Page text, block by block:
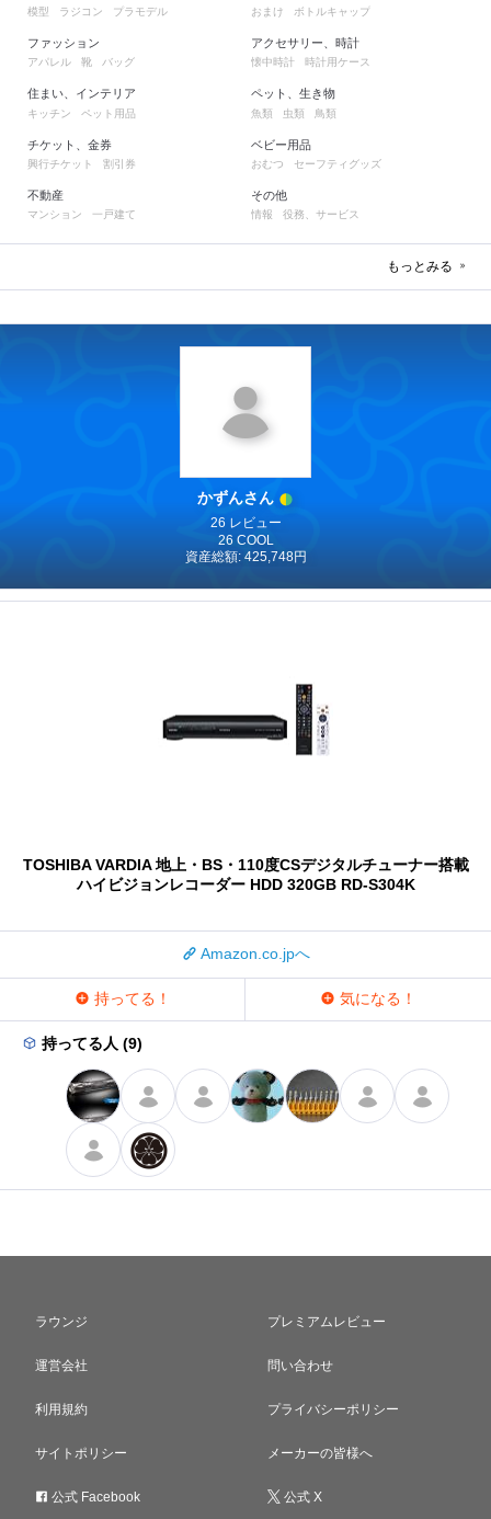
模型 ラジコン プラモデル
ファッション
アパレル 靴 バッグ
住まい、インテリア
キッチン ペット用品
チケット、金券
興行チケット 割引券
不動産
マンション 一戸建て
おまけ ボトルキャップ
アクセサリー、時計
懐中時計 時計用ケース
ペット、生き物
魚類 虫類 鳥類
ベビー用品
おむつ セーフティグッズ
その他
情報 役務、サービス
もっとみる
かずんさん
26 レビュー
26 COOL
資産総額: 425,748円
TOSHIBA VARDIA 地上・BS・110度CSデジタルチューナー搭載
ハイビジョンレコーダー HDD 320GB RD-S304K
Amazon.co.jpへ
持ってる！ 気になる！
持ってる人 (9)
ラウンジ プレミアムレビュー
運営会社 問い合わせ
利用規約 プライバシーポリシー
サイトポリシー メーカーの皆様へ
公式 Facebook 公式 X